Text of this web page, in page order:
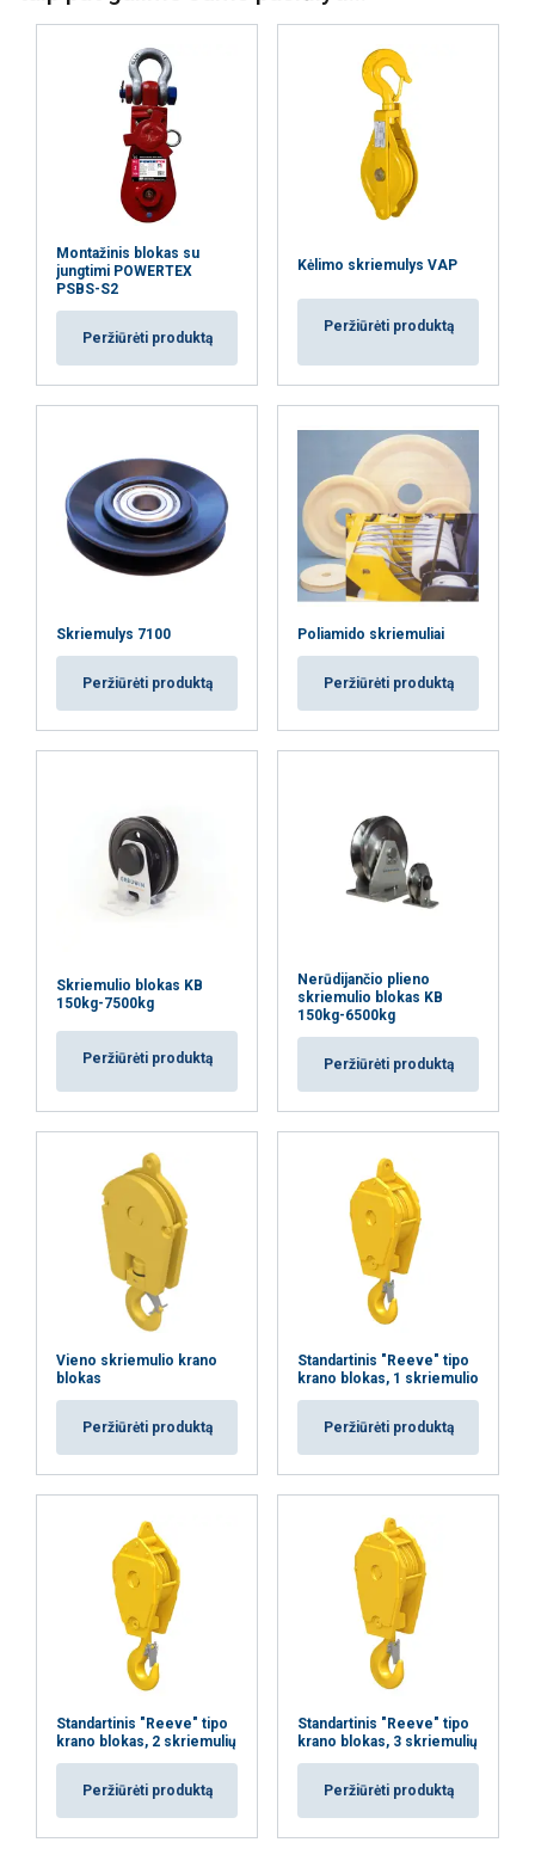
Montažinis blokas su
jungtimi POWERTEX
PSBS-S2
Peržiūrėti produktą
Kėlimo skriemulys VAP
Peržiūrėti produktą
Skriemulys 7100
Peržiūrėti produktą
Poliamido skriemuliai
Peržiūrėti produktą
Skriemulio blokas KB
150kg-7500kg
Peržiūrėti produktą
Nerūdijančio plieno
skriemulio blokas KB
150kg-6500kg
Peržiūrėti produktą
Vieno skriemulio krano
blokas
Peržiūrėti produktą
Standartinis "Reeve" tipo
krano blokas, 1 skriemulio
Peržiūrėti produktą
Standartinis "Reeve" tipo
krano blokas, 2 skriemulių
Peržiūrėti produktą
Standartinis "Reeve" tipo
krano blokas, 3 skriemulių
Peržiūrėti produktą
Funkciniai Neklasifikuojami
PARODYTI DETALIAU